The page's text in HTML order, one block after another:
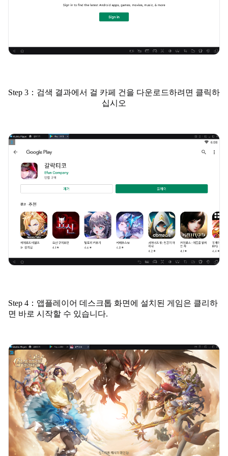
Step 3：검색 결과에서 걸 카페 건을 다운로드하려면 클릭하
십시오
Step 4：앱플레이어 데스크톱 화면에 설치된 게임은 클리하
면 바로 시작할 수 있습니다.